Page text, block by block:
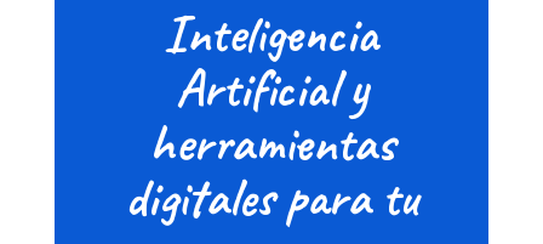
Inteligencia
Artificial y
herramientas
digitales para tu